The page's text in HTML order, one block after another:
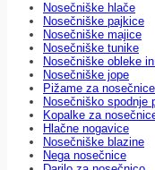
Nosečniške hlače
Nosečniške pajkice
Nosečniške majice
Nosečniške tunike
Nosečniške obleke
Nosečniške jope
Pižame za
Nosečniško spodnje
Kopalke za
Hlačne nogavice
Nosečniške blazine
Nega nosečnice